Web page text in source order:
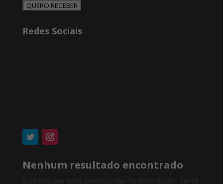
QUERO RECEBER
Redes Sociais
Nenhum resultado encontrado